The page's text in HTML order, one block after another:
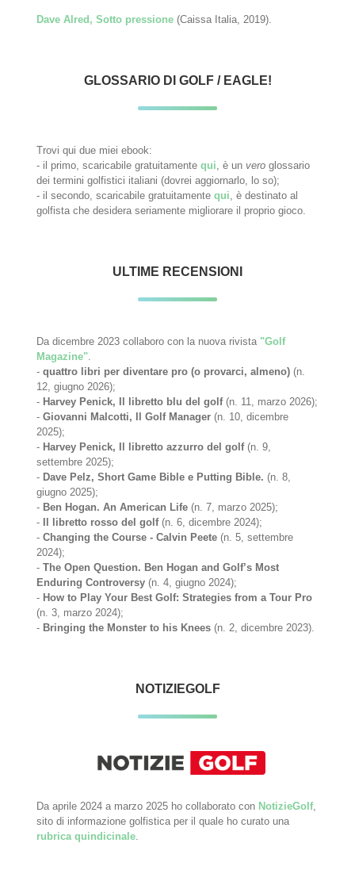
Dave Alred, Sotto pressione (Caissa Italia, 2019).
GLOSSARIO DI GOLF / EAGLE!
Trovi qui due miei ebook:
- il primo, scaricabile gratuitamentequi, è unvero glossario
dei termini golfistici italiani (dovrei aggiornarlo, lo so);
- il secondo, scaricabile gratuitamentequi, è destinato al
golfista che desidera seriamente migliorare il proprio gioco.
ULTIME RECENSIONI
Da dicembre 2023 collaboro con la nuova rivista "Golf
Magazine"
-quattro libri per diventare pro (o provarci, almeno) (n.
12, giugno 2026);
- Harvey Penick, Il libretto blu del golf(n. 11, marzo 2026);
-Giovanni Malcotti, Il Golf Manager (n. 10, dicembre
2025);
- Harvey Penick, Il libretto azzurro del golf(n. 9,
settembre 2025);
- Dave Pelz, Short Game Bible e Putting Bible.(n. 8,
giugno 2025);
- Ben Hogan. An American Life (n. 7, marzo 2025);
-
Il libretto rosso del golf(n. 6, dicembre 2024);
-Changing the Course - Calvin Peete (n. 5, settembre
2024);
-The Open Question. Ben Hogan and Golf’s Most
Enduring Controversy (n. 4, giugno 2024);
- How to Play Your Best Golf: Strategies from a Tour Pro
(n. 3, marzo 2024);
- Bringing the Monster to his Knees (n. 2, dicembre 2023).
NOTIZIEGOLF
Da aprile 2024 a marzo 2025 ho collaborato con NotizieGolf,
sito di informazione golfistica per il quale ho curato una
rubrica quindicinale